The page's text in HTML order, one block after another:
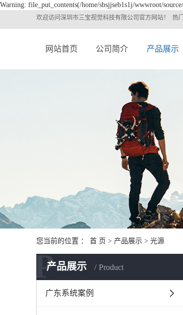
Warning: file_put_contents(/home/sbsjjseb1s1j/wwwroot/
欢迎访问深圳市三宝视觉科技有限公司官方网站！ 热
网站首页 公司简介 产品展示
您当前的位置 ： 首 页 > 产品展示 > 光源
产品展示 Product
P
广东系统案例